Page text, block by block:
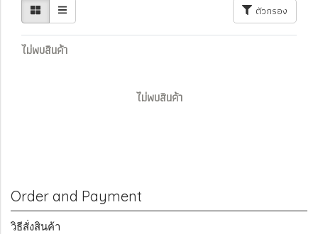
ตัวกรอง
ไม่พบสินค้า
ไม่พบสินค้า
Order and Payment
วิธีสั่งสินค้า